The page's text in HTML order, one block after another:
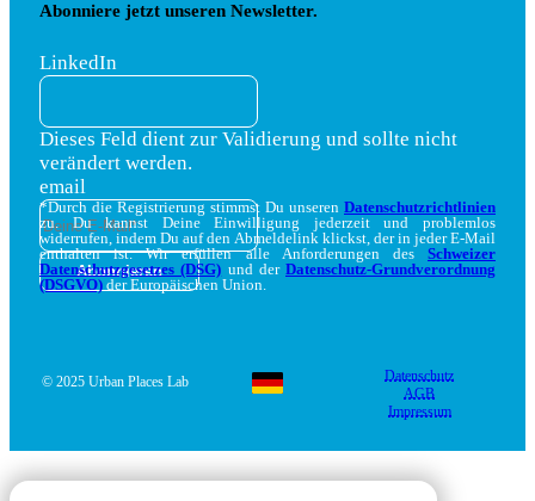
Abonniere jetzt unseren Newsletter.
LinkedIn
Dieses Feld dient zur Validierung und sollte nicht
verändert werden.
email
*Durch die Registrierung stimmst Du unseren Datenschutzrichtlinien
zu. Du kannst Deine Einwilligung jederzeit und problemlos
widerrufen, indem Du auf den Abmeldelink klickst, der in jeder E-Mail
enthalten ist. Wir erfüllen alle Anforderungen des Schweizer
Datenschutzgesetzes (DSG) und der Datenschutz-Grundverordnung
(DSGVO) der Europäischen Union.
© 2025 Urban Places Lab
Datenschutz
AGB
Impressum